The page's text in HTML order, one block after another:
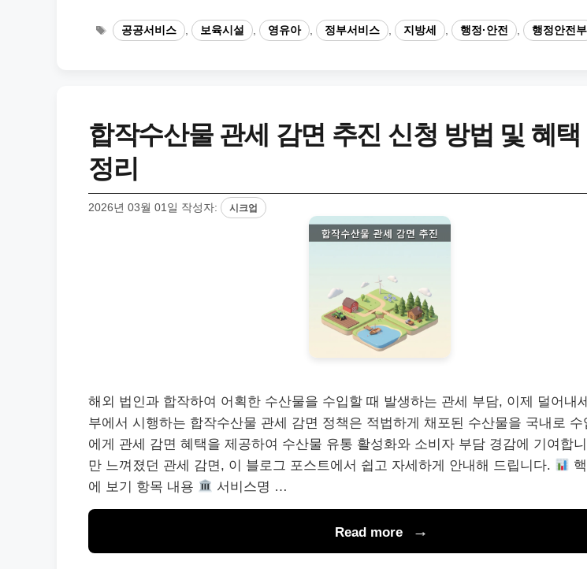
태
그
공공서비스 , 보육시설 , 영유아 , 정부서비스 , 지방세 , 행정·안전 , 행정안전부
합작수산물 관세 감면 추진 신청 방법 및 혜
정리
2026년 03월 01일 작성자: 시크업
해외 법인과 합작하여 어획한 수산물을 수입할 때 발생하는 관세 부담, 이제 덜어내
부에서 시행하는 합작수산물 관세 감면 정책은 적법하게 채포된 수산물을 국내로
에게 관세 감면 혜택을 제공하여 수산물 유통 활성화와 소비자 부담 경감에 기여합니
만 느껴졌던 관세 감면, 이 블로그 포스트에서 쉽고 자세하게 안내해 드립니다.
에 보기 항목 내용
서비스명 …
Read more